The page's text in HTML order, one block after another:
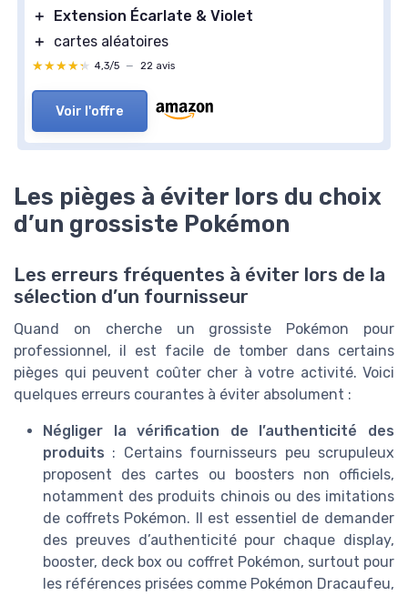
＋
Extension Écarlate & Violet
＋
cartes aléatoires
★★★★★
★★★★★ 4,3/5 — 22 avis
Voir l'offre
Les pièges à éviter lors du choix
d’un grossiste Pokémon
Les erreurs fréquentes à éviter lors de la
sélection d’un fournisseur
Quand on cherche un grossiste Pokémon pour
professionnel, il est facile de tomber dans certains
pièges qui peuvent coûter cher à votre activité. Voici
quelques erreurs courantes à éviter absolument :
Négliger la vérification de l’authenticité des
produits : Certains fournisseurs peu scrupuleux
proposent des cartes ou boosters non officiels,
notamment des produits chinois ou des imitations
de coffrets Pokémon. Il est essentiel de demander
des preuves d’authenticité pour chaque display,
booster, deck box ou coffret Pokémon, surtout pour
les références prisées comme Pokémon Dracaufeu,